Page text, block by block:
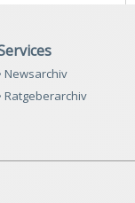
Newsarchiv
Ratgeberarchiv